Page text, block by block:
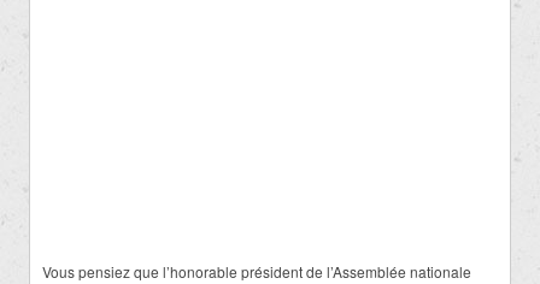
Vous pensiez que l’honorable président de l’Assemblée nationale